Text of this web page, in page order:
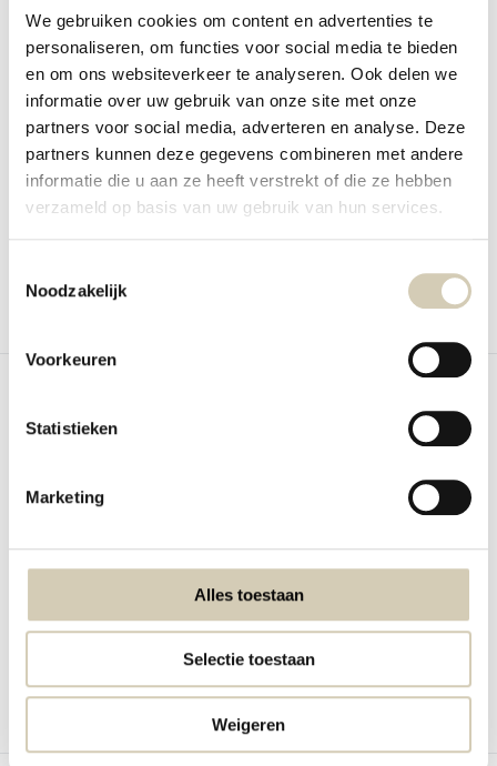
We gebruiken cookies om content en advertenties te
personaliseren, om functies voor social media te bieden
en om ons websiteverkeer te analyseren. Ook delen we
informatie over uw gebruik van onze site met onze
partners voor social media, adverteren en analyse. Deze
partners kunnen deze gegevens combineren met andere
informatie die u aan ze heeft verstrekt of die ze hebben
verzameld op basis van uw gebruik van hun services.
Noodzakelijk
Voorkeuren
Statistieken
Marketing
Alles toestaan
Selectie toestaan
Weigeren
Lion's Mane Poeder Bio
Biologisch vruchtlichaampoeder van
pruikzwam (He...
Niet op voorraad
Cacaopoeder Bio
Biologisch cacaopoeder met een
intense chocolade...
Niet op voorraad
Biologische cacaonibs met een
intense cacaosmaak...
7,89
Biologische psylliumvezels van
vlozaad. Vezelrij...
Niet op voorraad
6,29
Bekijken